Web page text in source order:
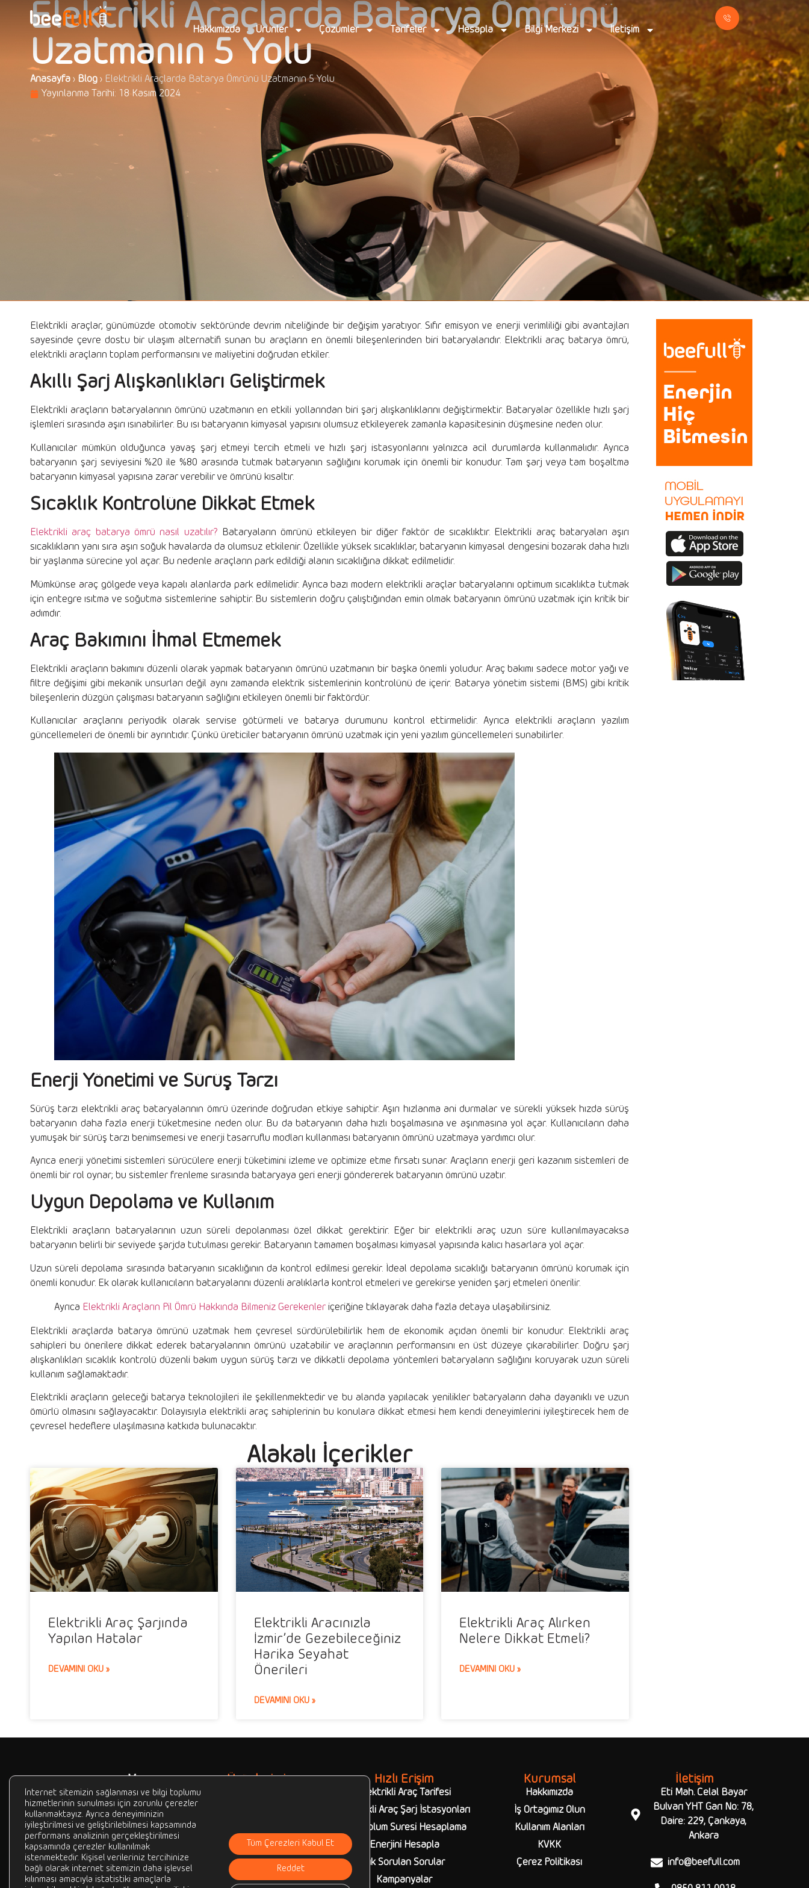
Hakkımızda Ürünler Çözümler Tarifeler Hesapla Bilgi Merkezi İletişim
Elektrikli Araçlarda Batarya Ömrünü
Uzatmanın 5 Yolu
Anasayfa › Blog › Elektrikli Araçlarda Batarya Ömrünü Uzatmanın 5 Yolu
Yayınlanma Tarihi: 18 Kasım 2024
Elektrikli araçlar, günümüzde otomotiv sektöründe devrim niteliğinde bir değişim yaratıyor. Sıfır emisyon ve enerji verimliliği gibi avantajları
sayesinde çevre dostu bir ulaşım alternatifi sunan bu araçların en önemli bileşenlerinden biri bataryalarıdır. Elektrikli araç batarya ömrü,
elektrikli araçların toplam performansını ve maliyetini doğrudan etkiler.
Akıllı Şarj Alışkanlıkları Geliştirmek
Elektrikli araçların bataryalarının ömrünü uzatmanın en etkili yollarından biri şarj alışkanlıklarını değiştirmektir. Bataryalar özellikle hızlı şarj
işlemleri sırasında aşırı ısınabilirler. Bu ısı bataryanın kimyasal yapısını olumsuz etkileyerek zamanla kapasitesinin düşmesine neden olur.
Kullanıcılar mümkün olduğunca yavaş şarj etmeyi tercih etmeli ve hızlı şarj istasyonlarını yalnızca acil durumlarda kullanmalıdır. Ayrıca
bataryanın şarj seviyesini %20 ile %80 arasında tutmak bataryanın sağlığını korumak için önemli bir konudur. Tam şarj veya tam boşaltma
bataryanın kimyasal yapısına zarar verebilir ve ömrünü kısaltır.
Sıcaklık Kontrolüne Dikkat Etmek
Elektrikli araç batarya ömrü nasıl uzatılır? Bataryaların ömrünü etkileyen bir diğer faktör de sıcaklıktır. Elektrikli araç bataryaları aşırı
sıcaklıkların yanı sıra aşırı soğuk havalarda da olumsuz etkilenir. Özellikle yüksek sıcaklıklar, bataryanın kimyasal dengesini bozarak daha hızlı
bir yaşlanma sürecine yol açar. Bu nedenle araçların park edildiği alanın sıcaklığına dikkat edilmelidir.
Mümkünse araç gölgede veya kapalı alanlarda park edilmelidir. Ayrıca bazı modern elektrikli araçlar bataryalarını optimum sıcaklıkta tutmak
için entegre ısıtma ve soğutma sistemlerine sahiptir. Bu sistemlerin doğru çalıştığından emin olmak bataryanın ömrünü uzatmak için kritik bir
adımdır.
Araç Bakımını İhmal Etmemek
Elektrikli araçların bakımını düzenli olarak yapmak bataryanın ömrünü uzatmanın bir başka önemli yoludur. Araç bakımı sadece motor yağı ve
filtre değişimi gibi mekanik unsurları değil aynı zamanda elektrik sistemlerinin kontrolünü de içerir. Batarya yönetim sistemi (BMS) gibi kritik
bileşenlerin düzgün çalışması bataryanın sağlığını etkileyen önemli bir faktördür.
Kullanıcılar araçlarını periyodik olarak servise götürmeli ve batarya durumunu kontrol ettirmelidir. Ayrıca elektrikli araçların yazılım
güncellemeleri de önemli bir ayrıntıdır. Çünkü üreticiler bataryanın ömrünü uzatmak için yeni yazılım güncellemeleri sunabilirler.
Enerji Yönetimi ve Sürüş Tarzı
Sürüş tarzı elektrikli araç bataryalarının ömrü üzerinde doğrudan etkiye sahiptir. Aşırı hızlanma ani durmalar ve sürekli yüksek hızda sürüş
bataryanın daha fazla enerji tüketmesine neden olur. Bu da bataryanın daha hızlı boşalmasına ve aşınmasına yol açar. Kullanıcıların daha
yumuşak bir sürüş tarzı benimsemesi ve enerji tasarruflu modları kullanması bataryanın ömrünü uzatmaya yardımcı olur.
Ayrıca enerji yönetimi sistemleri sürücülere enerji tüketimini izleme ve optimize etme fırsatı sunar. Araçların enerji geri kazanım sistemleri de
önemli bir rol oynar; bu sistemler frenleme sırasında bataryaya geri enerji göndererek bataryanın ömrünü uzatır.
Uygun Depolama ve Kullanım
Elektrikli araçların bataryalarının uzun süreli depolanması özel dikkat gerektirir. Eğer bir elektrikli araç uzun süre kullanılmayacaksa
bataryanın belirli bir seviyede şarjda tutulması gerekir. Bataryanın tamamen boşalması kimyasal yapısında kalıcı hasarlara yol açar.
Uzun süreli depolama sırasında bataryanın sıcaklığının da kontrol edilmesi gerekir. İdeal depolama sıcaklığı bataryanın ömrünü korumak için
önemli konudur. Ek olarak kullanıcıların bataryalarını düzenli aralıklarla kontrol etmeleri ve gerekirse yeniden şarj etmeleri önerilir.
Ayrıca Elektrikli Araçların Pil Ömrü Hakkında Bilmeniz Gerekenler içeriğine tıklayarak daha fazla detaya ulaşabilirsiniz.
Elektrikli araçlarda batarya ömrünü uzatmak hem çevresel sürdürülebilirlik hem de ekonomik açıdan önemli bir konudur. Elektrikli araç
sahipleri bu önerilere dikkat ederek bataryalarının ömrünü uzatabilir ve araçlarının performansını en üst düzeye çıkarabilirler. Doğru şarj
alışkanlıkları sıcaklık kontrolü düzenli bakım uygun sürüş tarzı ve dikkatli depolama yöntemleri bataryaların sağlığını koruyarak uzun süreli
kullanım sağlamaktadır.
Elektrikli araçların geleceği batarya teknolojileri ile şekillenmektedir ve bu alanda yapılacak yenilikler bataryaların daha dayanıklı ve uzun
ömürlü olmasını sağlayacaktır. Dolayısıyla elektrikli araç sahiplerinin bu konulara dikkat etmesi hem kendi deneyimlerini iyileştirecek hem de
çevresel hedeflere ulaşılmasına katkıda bulunacaktır.
Alakalı İçerikler
Elektrikli Araç Şarjında
Yapılan Hatalar
DEVAMINI OKU »
Elektrikli Aracınızla
İzmir’de Gezebileceğiniz
Harika Seyahat
Önerileri
DEVAMINI OKU »
Elektrikli Araç Alırken
Nelere Dikkat Etmeli?
DEVAMINI OKU »
Beefull; hayatımızın her anında
yanımızda olan araçlardan
telefon, tablet, bilgisayar,
kulaklık gibi akıllı cihazlara ve
ayrıca elektrikli araçlara enerji
Ürünlerimiz Hızlı Erişim
Elektrikli Araç Tarifesi
Elektrikli Araç Şarj İstasyonları
Şarj Dolum Süresi Hesaplama
Enerjini Hesapla
Sık Sorulan Sorular
Kampanyalar
Kurumsal
Hakkımızda
İş Ortağımız Olun
Kullanım Alanları
KVKK
Çerez Politikası
İletişim
Eti Mah. Celal Bayar
Bulvarı YHT Garı No: 78,
Daire: 229, Çankaya,
Ankara
info@beefull.com
İnternet sitemizin sağlanması ve bilgi toplumu
hizmetlerinin sunulması için zorunlu çerezler
kullanmaktayız. Ayrıca deneyiminizin
iyileştirilmesi ve geliştirilebilmesi kapsamında
performans analizinin gerçekleştirilmesi
kapsamında çerezler kullanılmak
istenmektedir. Kişisel verileriniz tercihinize
bağlı olarak internet sitemizin daha işlevsel
kılınması amacıyla istatistiki amaçlarla
Tüm Çerezleri Kabul Et
Reddet